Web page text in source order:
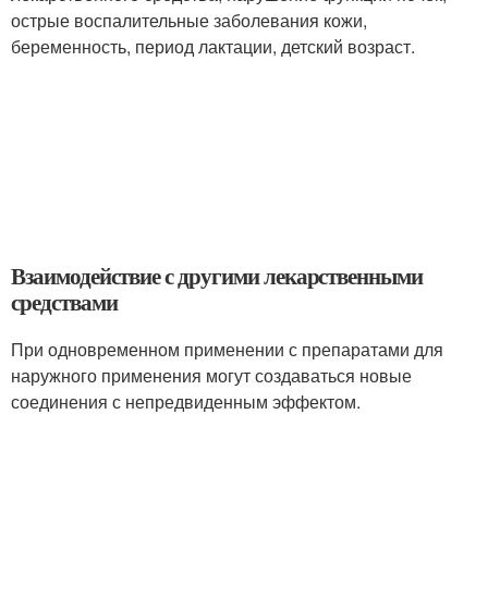
острые воспалительные заболевания кожи,
беременность, период лактации, детский возраст.
Взаимодействие с другими лекарственными
средствами
При одновременном применении с препаратами для
наружного применения могут создаваться новые
соединения с непредвиденным эффектом.